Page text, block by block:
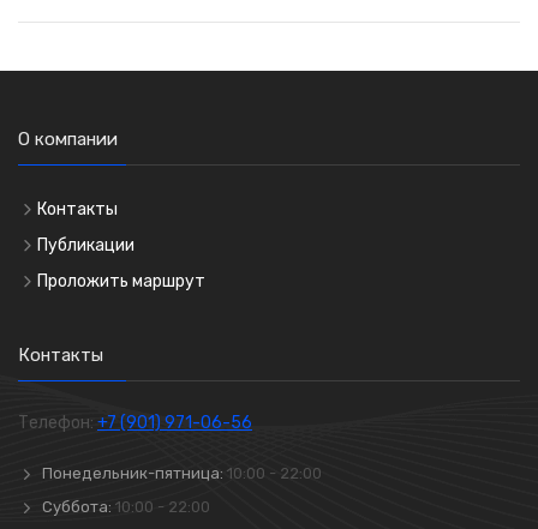
О компании
Контакты
Публикации
Проложить маршрут
Контакты
Телефон: +7 (901) 971-06-56
Понедельник-пятница: 10:00 - 22:00
Суббота: 10:00 - 22:00